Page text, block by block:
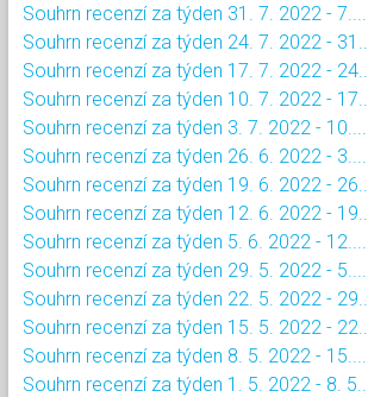
Souhrn recenzí za týden 31. 7. 2022 - 7....
Souhrn recenzí za týden 24. 7. 2022 - 31....
Souhrn recenzí za týden 17. 7. 2022 - 24....
Souhrn recenzí za týden 10. 7. 2022 - 17....
Souhrn recenzí za týden 3. 7. 2022 - 10....
Souhrn recenzí za týden 26. 6. 2022 - 3....
Souhrn recenzí za týden 19. 6. 2022 - 26....
Souhrn recenzí za týden 12. 6. 2022 - 19....
Souhrn recenzí za týden 5. 6. 2022 - 12....
Souhrn recenzí za týden 29. 5. 2022 - 5....
Souhrn recenzí za týden 22. 5. 2022 - 29....
Souhrn recenzí za týden 15. 5. 2022 - 22....
Souhrn recenzí za týden 8. 5. 2022 - 15....
Souhrn recenzí za týden 1. 5. 2022 - 8. 5....